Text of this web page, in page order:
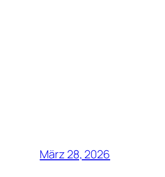
März 28, 2026